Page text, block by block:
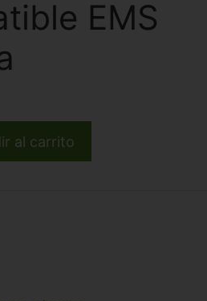
EMS
al carrito